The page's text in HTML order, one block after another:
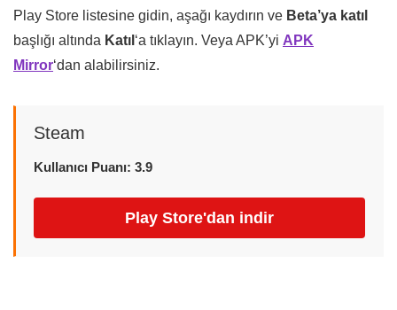
Play Store listesine gidin, aşağı kaydırın ve Beta’ya katıl
başlığı altında Katıl ‘a tıklayın. Veya APK’yi APK
Mirror‘dan alabilirsiniz.
Steam
Kullanıcı Puanı: 3.9
Play Store'dan indir